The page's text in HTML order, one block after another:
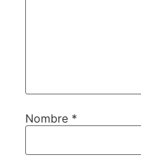
Nombre *